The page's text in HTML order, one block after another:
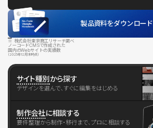
製品資料をダウンロード
※ 株式会社東京商工リサーチ調べ
ノーコードCMSで作成された
国内のWebサイトの実績数
（2025年12月末時点）
サイト種別から探す
デザインを選んで、すぐに編集をはじめる
制作会社に相談する
要件整理から制作・移行まで、プロに相談する